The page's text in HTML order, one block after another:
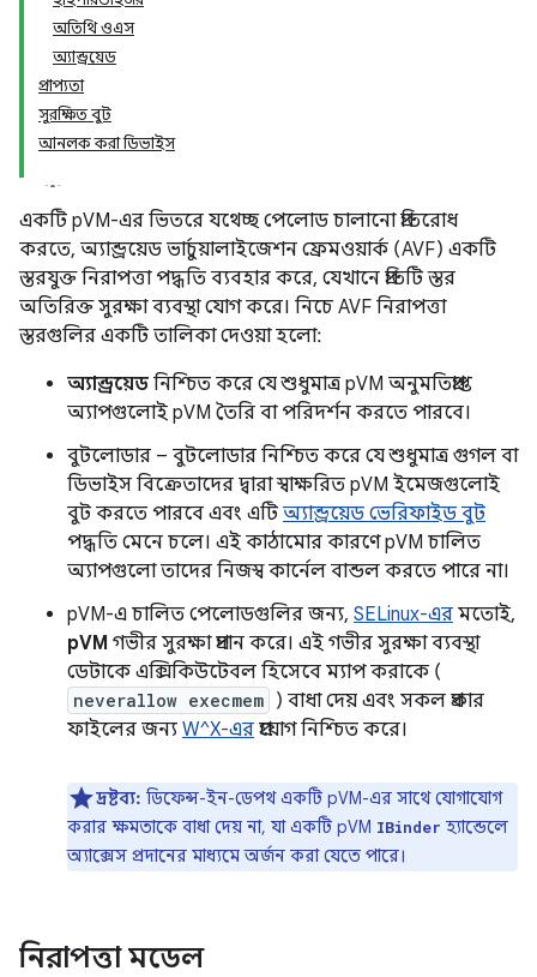
অতিথি ওএস
অ্যান্ড্রয়েড
প্রাপ্যতা
সুরক্ষিত বুট
আনলক করা ডিভাইস
একটি pVM-এর ভিতরে যথেচ্ছ পেলোড চালানো প্রতিরোধ
করতে, অ্যান্ড্রয়েড ভার্চুয়ালাইজেশন ফ্রেমওয়ার্ক (AVF) একটি
স্তরযুক্ত নিরাপত্তা পদ্ধতি ব্যবহার করে, যেখানে প্রতিটি স্তর
অতিরিক্ত সুরক্ষা ব্যবস্থা যোগ করে। নিচে AVF নিরাপত্তা
স্তরগুলির একটি তালিকা দেওয়া হলো:
অ্যান্ড্রয়েড নিশ্চিত করে যে শুধুমাত্র pVM অনুমতিপ্রাপ্ত
অ্যাপগুলোই pVM তৈরি বা পরিদর্শন করতে পারবে।
বুটলোডার – বুটলোডার নিশ্চিত করে যে শুধুমাত্র গুগল বা
ডিভাইস বিক্রেতাদের দ্বারা স্বাক্ষরিত pVM ইমেজগুলোই
বুট করতে পারবে এবং এটি অ্যান্ড্রয়েড ভেরিফাইড বুট
পদ্ধতি মেনে চলে। এই কাঠামোর কারণে pVM চালিত
অ্যাপগুলো তাদের নিজস্ব কার্নেল বান্ডল করতে পারে না।
pVM-এ চালিত পেলোডগুলির জন্য, SELinux-এর মতোই,
pVM গভীর সুরক্ষা প্রদান করে। এই গভীর সুরক্ষা ব্যবস্থা
ডেটাকে এক্সিকিউটেবল হিসেবে ম্যাপ করাকে (
neverallow execmem ) বাধা দেয় এবং সকল প্রকার
ফাইলের জন্য W^X-এর প্রয়োগ নিশ্চিত করে।
দ্রষ্টব্য: ডিফেন্স-ইন-ডেপথ একটি pVM-এর সাথে যোগাযোগ
করার ক্ষমতাকে বাধা দেয় না, যা একটি pVM IBinder হ্যান্ডেলে
অ্যাক্সেস প্রদানের মাধ্যমে অর্জন করা যেতে পারে।
নিরাপত্তা মডেল